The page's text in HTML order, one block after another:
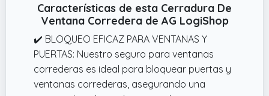
Características de esta Cerradura De
Ventana Corredera de AG LogiShop
✔️ BLOQUEO EFICAZ PARA VENTANAS Y
PUERTAS: Nuestro seguro para ventanas
correderas es ideal para bloquear puertas y
ventanas correderas, asegurando una